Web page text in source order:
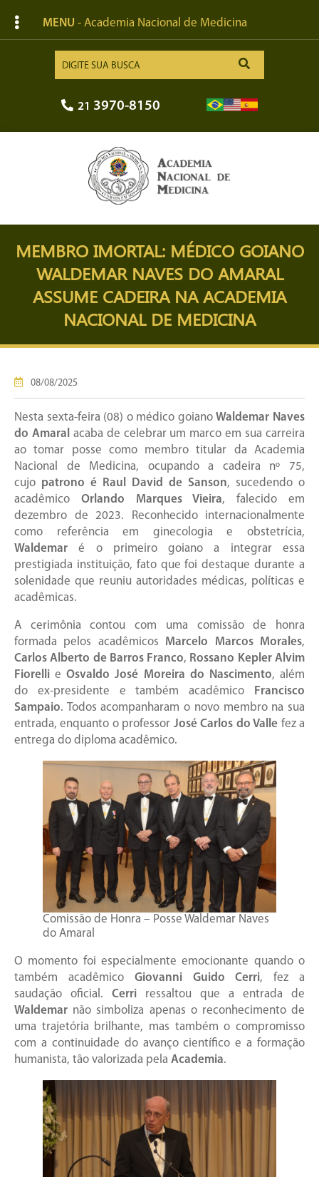
MENU - Academia Nacional de Medicina
21 3970-8150
MEMBRO IMORTAL: MÉDICO GOIANO
WALDEMAR NAVES DO AMARAL
ASSUME CADEIRA NA ACADEMIA
NACIONAL DE MEDICINA
08/08/2025
Nesta sexta-feira (08) o médico goianoWaldemar Naves
do Amaral acaba de celebrar um marco em sua carreira
ao tomar posse como membro titular da Academia
Nacional de Medicina, ocupando a cadeira nº 75,
cujo patrono é Raul David de Sanson, sucedendo o
acadêmico Orlando Marques Vieira, falecido em
dezembro de 2023. Reconhecido internacionalmente
como referência em ginecologia e obstetrícia,
Waldemaré o primeiro goiano a integrar essa
prestigiada instituição, fato que foi destaque durante a
solenidade que reuniu autoridades médicas, políticas e
acadêmicas.
A cerimônia contou com uma comissão de honra
formada pelos acadêmicos Marcelo Marcos Morales,
Carlos Alberto de Barros Franco, Rossano Kepler Alvim
FiorellieOsvaldo José Moreira do Nascimento, além
do ex-presidente e também acadêmico
Francisco
Sampaio. Todos acompanharam o novo membro na sua
entrada, enquanto o professor José Carlos do Valle fez a
entrega do diploma acadêmico.
Comissão de Honra – Posse Waldemar Naves
do Amaral
O momento foi especialmente emocionante quando o
também acadêmico Giovanni Guido Cerri, fez a
saudação oficial. Cerri ressaltou que a entrada de
Waldemar não simboliza apenas o reconhecimento de
uma trajetória brilhante, mas também o compromisso
com a continuidade do avanço científico e a formação
humanista, tão valorizada pela Academia.